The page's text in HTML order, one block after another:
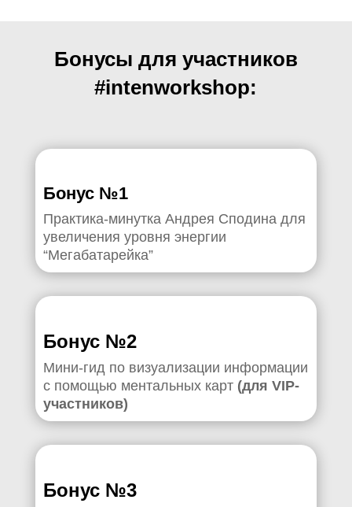
Бонусы для участников
#intenworkshop:
Бонус №1
Практика-минутка Андрея Сподина для
увеличения уровня энергии
“Мегабатарейка”
Бонус №2
Мини-гид по визуализации информации
с помощью ментальных карт (для VIP-
участников)
Бонус №3